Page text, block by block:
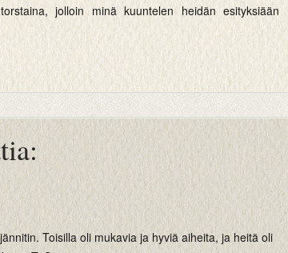
jolloin minä kuuntelen heidän esityksiään
Toisilla oli mukavia ja hyviä aiheita, ja heitä oli